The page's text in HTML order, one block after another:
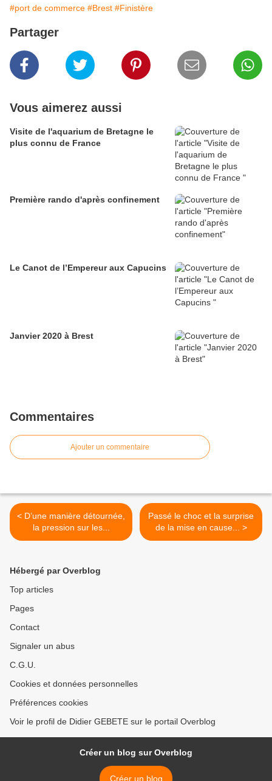
#port de commerce #Brest #Finistère
Partager
Vous aimerez aussi
Visite de l'aquarium de Bretagne le
plus connu de France
Première rando d'après confinement
Le Canot de l’Empereur aux Capucins
Janvier 2020 à Brest
Commentaires
Ajouter un commentaire
< D’une manière détournée,
la pression sur les...
Passé le choc et la surprise
de la mise en cause... >
Hébergé par Overblog
Top articles
Pages
Contact
Signaler un abus
C.G.U.
Cookies et données personnelles
Préférences cookies
Voir le profil de Didier GEBETE sur le portail Overblog
Créer un blog sur Overblog
Créer un blog